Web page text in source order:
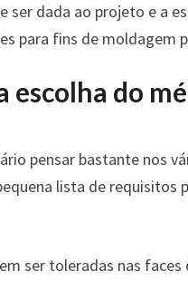
ser dada ao projeto e a
para fins de moldagem
escolha do
pensar bastante nos
lista de requisitos
ser toleradas nas faces